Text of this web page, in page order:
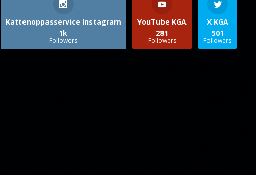
Kattenoppasservice Instagram
1k
Followers
YouTube KGA
281
Followers
X KGA
501
Followers